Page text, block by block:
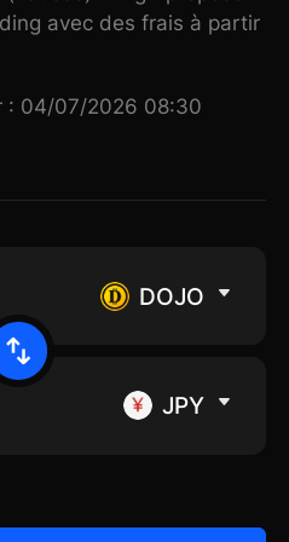
avec des frais à partir
: 04/07/2026 08:30
DOJO
JPY